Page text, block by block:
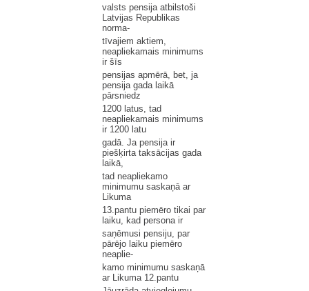
valsts pensija atbilstoši
Latvijas Republikas
norma-
tīvajiem aktiem,
neapliekamais minimums
ir šīs
pensijas apmērā, bet, ja
pensija gada laikā
pārsniedz
1200 latus, tad
neapliekamais minimums
ir 1200 latu
gadā. Ja pensija ir
piešķirta taksācijas gada
laikā,
tad neapliekamo
minimumu saskaņā ar
Likuma
13.pantu piemēro tikai par
laiku, kad persona ir
saņēmusi pensiju, par
pārējo laiku piemēro
neaplie-
kamo minimumu saskaņā
ar Likuma 12.pantu